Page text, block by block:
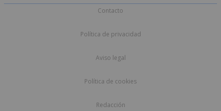
Contacto
Política de privacidad
Aviso legal
Política de cookies
Redacción